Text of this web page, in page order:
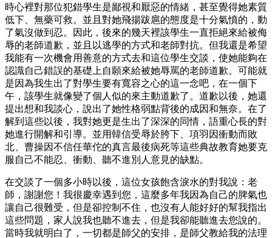
時心裡對那位犯錯學生是鄙視和厭惡的情緒，甚至覺得她素質
低下、無藥可救。並且對她飛揚跋扈的態度是十分氣憤的，動
了氣沒做到忍。因此，後來的幾天裡該學生一直拒絕來給被侮
辱的老師道歉，並且以逃學的方式和老師對抗。但我還是希望
我能有一次機會用善意的方式去和這位學生交談，使她能夠在
認識自己錯誤的基礎上自願來給被她辱罵的老師道歉。可能就
是因為我生出了對學生要有寬容之心的這一念吧，在一個下
午，該學生就像變了個人似的來主動道歉了。道歉以後，她還
提出想和我談心，說出了她性格弱點背後的成因和無奈。在了
解到這些以後，我對她更是生出了深深的同情，語重心長的對
她進行開解和引導。並用韓信受辱於胯下、項羽因衝動而敗
北、曹操因不信任華佗的真言最後病死等這些典故教育她要克
服自己不能忍、衝動、聽不進別人意見的缺點。
在交談了一個多小時以後，這位女孩飽含淚水的對我說：老
師，謝謝您！我很慶幸遇到您，這麼多年我因為自己的脾氣也
讓自己很難受，但是卻控制不住，也沒有人能好好的幫我指出
這些問題，家人說我也聽不進去，但是我卻能聽進去您說的。
當時我就明白了，一切都是師父的安排，是師父教給我的法理